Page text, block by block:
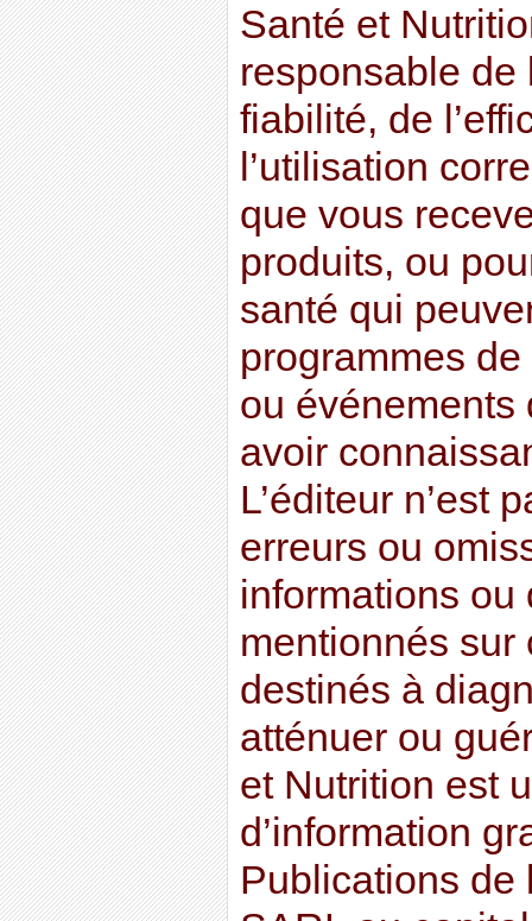
Santé et
responsable de
fiabilité, de
l’utilisation
que vous
produits, ou
santé qui
programmes
ou événements
avoir
L’éditeur n’est
erreurs ou
informations ou
mentionnés sur
destinés à
atténuer ou
et Nutrition est
d’information
Publications de